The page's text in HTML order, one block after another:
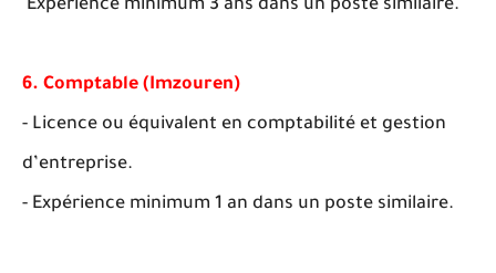
Expérience minimum 3 ans dans un poste similaire.
6. Comptable (Imzouren)
- Licence ou équivalent en comptabilité et gestion
d’entreprise.
- Expérience minimum 1 an dans un poste similaire.